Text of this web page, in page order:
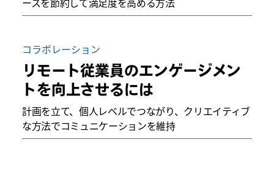
ースを節約して満足度を高める方法
コラボレーション
リモート従業員のエンゲージメン
トを向上させるには
計画を立て、個人レベルでつながり、クリエイティブ
な方法でコミュニケーションを維持